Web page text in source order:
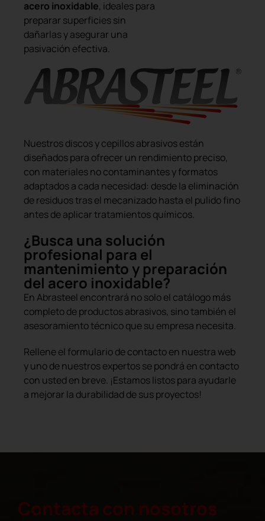
acero inoxidable, ideales para
preparar superficies sin
dañarlas y asegurar una
pasivación efectiva.
Nuestros discos y cepillos abrasivos están
diseñados para ofrecer un rendimiento preciso,
con materiales no contaminantes y formatos
adaptados a cada necesidad: desde la eliminación
de residuos tras el mecanizado hasta el pulido fino
antes de aplicar tratamientos químicos.
¿Busca una solución
profesional para el
mantenimiento y preparación
del acero inoxidable?
En Abrasteel encontrará no solo el catálogo más
completo de productos abrasivos, sino también el
asesoramiento técnico que su empresa necesita.
Rellene el formulario de contacto en nuestra web
y uno de nuestros expertos se pondrá en contacto
con usted en breve. ¡Estamos listos para ayudarle
a mejorar la durabilidad de sus proyectos!
Contacta con nosotros